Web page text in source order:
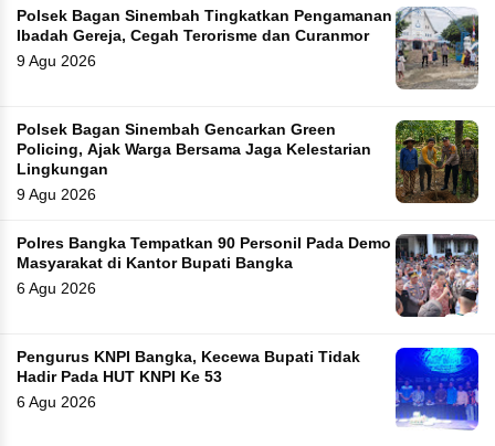
Polsek Bagan Sinembah Tingkatkan Pengamanan
Ibadah Gereja, Cegah Terorisme dan Curanmor
9 Agu 2026
Polsek Bagan Sinembah Gencarkan Green
Policing, Ajak Warga Bersama Jaga Kelestarian
Lingkungan
9 Agu 2026
Polres Bangka Tempatkan 90 Personil Pada Demo
Masyarakat di Kantor Bupati Bangka
6 Agu 2026
Pengurus KNPI Bangka, Kecewa Bupati Tidak
Hadir Pada HUT KNPI Ke 53
6 Agu 2026